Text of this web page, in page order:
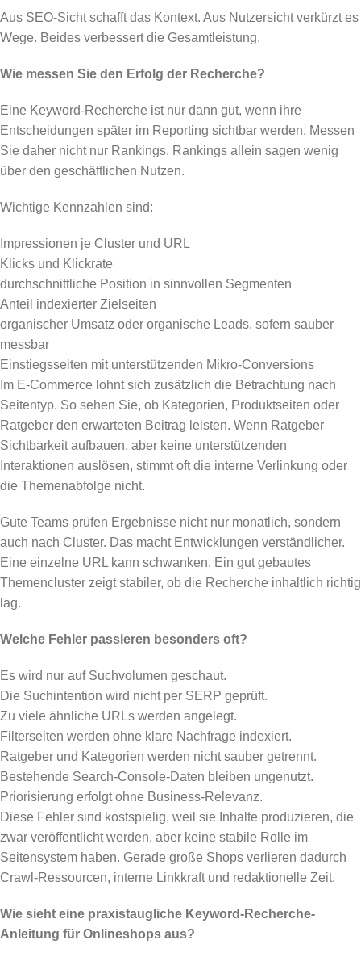
Aus SEO-Sicht schafft das Kontext. Aus Nutzersicht verkürzt es
Wege. Beides verbessert die Gesamtleistung.
Wie messen Sie den Erfolg der Recherche?
Eine Keyword-Recherche ist nur dann gut, wenn ihre
Entscheidungen später im Reporting sichtbar werden. Messen
Sie daher nicht nur Rankings. Rankings allein sagen wenig
über den geschäftlichen Nutzen.
Wichtige Kennzahlen sind:
Impressionen je Cluster und URL
Klicks und Klickrate
durchschnittliche Position in sinnvollen Segmenten
Anteil indexierter Zielseiten
organischer Umsatz oder organische Leads, sofern sauber
messbar
Einstiegsseiten mit unterstützenden Mikro-Conversions
Im E-Commerce lohnt sich zusätzlich die Betrachtung nach
Seitentyp. So sehen Sie, ob Kategorien, Produktseiten oder
Ratgeber den erwarteten Beitrag leisten. Wenn Ratgeber
Sichtbarkeit aufbauen, aber keine unterstützenden
Interaktionen auslösen, stimmt oft die interne Verlinkung oder
die Themenabfolge nicht.
Gute Teams prüfen Ergebnisse nicht nur monatlich, sondern
auch nach Cluster. Das macht Entwicklungen verständlicher.
Eine einzelne URL kann schwanken. Ein gut gebautes
Themencluster zeigt stabiler, ob die Recherche inhaltlich richtig
lag.
Welche Fehler passieren besonders oft?
Es wird nur auf Suchvolumen geschaut.
Die Suchintention wird nicht per SERP geprüft.
Zu viele ähnliche URLs werden angelegt.
Filterseiten werden ohne klare Nachfrage indexiert.
Ratgeber und Kategorien werden nicht sauber getrennt.
Bestehende Search-Console-Daten bleiben ungenutzt.
Priorisierung erfolgt ohne Business-Relevanz.
Diese Fehler sind kostspielig, weil sie Inhalte produzieren, die
zwar veröffentlicht werden, aber keine stabile Rolle im
Seitensystem haben. Gerade große Shops verlieren dadurch
Crawl-Ressourcen, interne Linkkraft und redaktionelle Zeit.
Wie sieht eine praxistaugliche Keyword-Recherche-
Anleitung für Onlineshops aus?